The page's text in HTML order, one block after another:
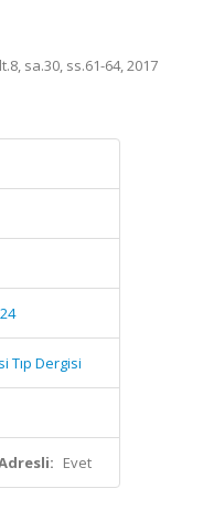
sa.30, ss.61-64, 2017
Tıp Dergisi
Evet